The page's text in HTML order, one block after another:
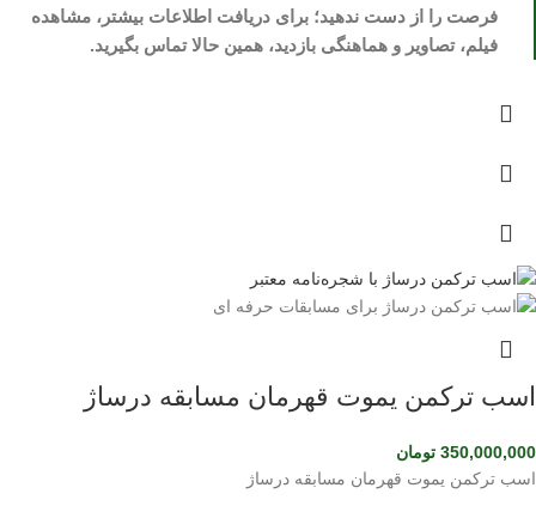
فرصت را از دست ندهید؛ برای دریافت اطلاعات بیشتر، مشاهده
فیلم، تصاویر و هماهنگی بازدید، همین حالا تماس بگیرید.
اسب ترکمن یموت قهرمان مسابقه درساژ
350,000,000 تومان
اسب ترکمن یموت قهرمان مسابقه درساژ